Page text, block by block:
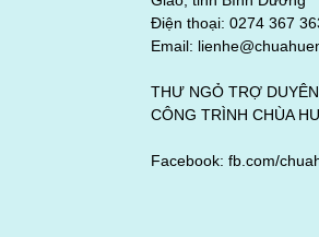
Điện thoại: 0274 367
Email:
THƯ NGỎ TRỢ
CÔNG TRÌNH CHÙA
Facebook: fb.com/